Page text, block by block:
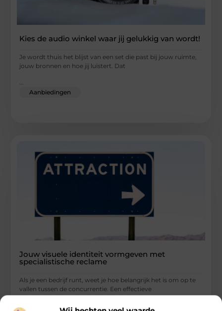
Kies de audio winkel waar jij gelukkig van wordt!
Je wordt thuis het blijst van een set die past bij jouw ruimte,
jouw bronnen en hoe jij luistert. Dat
Aanbiedingen
Jouw visuele identiteit vormgeven met
specialistische reclame
Als je een bedrijf runt, weet je hoe belangrijk het is om op te
vallen tussen de concurrentie. Een effectieve